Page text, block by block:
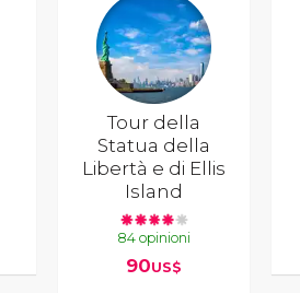
Tour della
Statua della
Libertà e di Ellis
Island
84 opinioni
90US$